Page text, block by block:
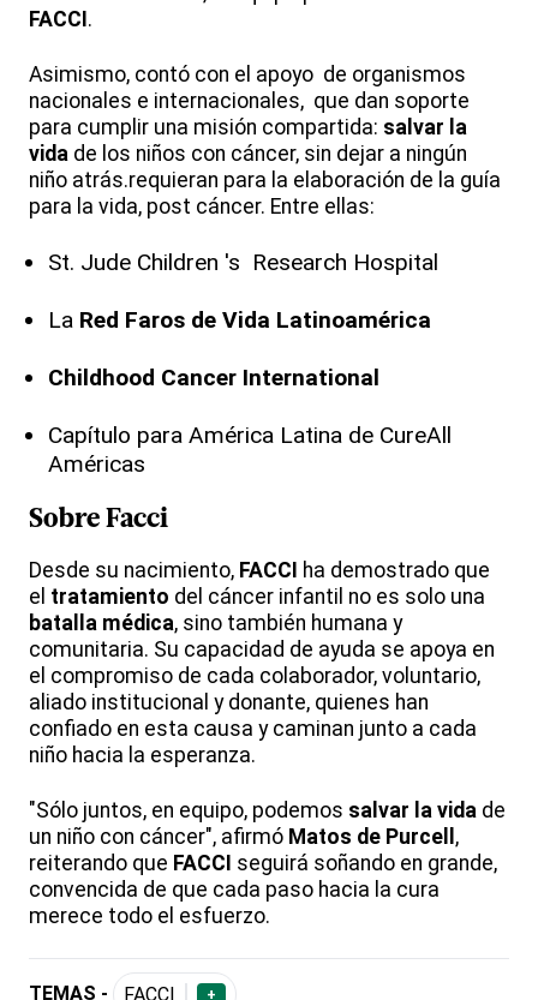
FACCI.
Asimismo, contó con el apoyo de organismos
nacionales e internacionales, que dan soporte
para cumplir una misión compartida: salvar la
vida de los niños con cáncer, sin dejar a ningún
niño atrás.requieran para la elaboración de la guía
para la vida, post cáncer. Entre ellas:
St. Jude Children 's Research Hospital
La Red Faros de Vida Latinoamérica
Childhood Cancer International
Capítulo para América Latina de CureAll
Américas
Sobre Facci
Desde su nacimiento, FACCI ha demostrado que
el tratamiento del cáncer infantil no es solo una
batalla médica, sino también humana y
comunitaria. Su capacidad de ayuda se apoya en
el compromiso de cada colaborador, voluntario,
aliado institucional y donante, quienes han
confiado en esta causa y caminan junto a cada
niño hacia la esperanza.
"Sólo juntos, en equipo, podemos salvar la vida de
un niño con cáncer", afirmó Matos de Purcell ,
reiterando que FACCI seguirá soñando en grande,
convencida de que cada paso hacia la cura
merece todo el esfuerzo.
TEMAS - FACCI +